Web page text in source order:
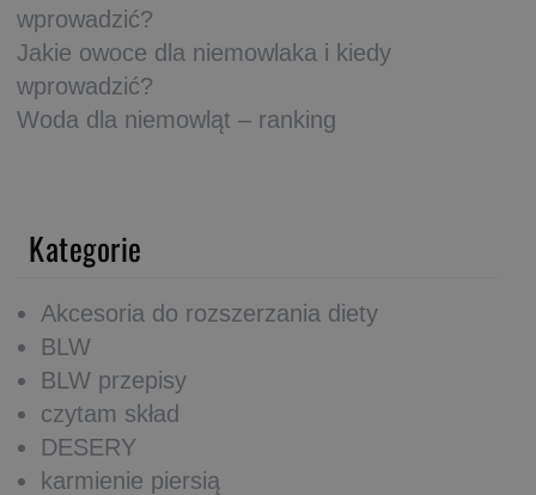
wprowadzić?
Jakie owoce dla niemowlaka i kiedy
wprowadzić?
Woda dla niemowląt – ranking
Kategorie
Akcesoria do rozszerzania diety
BLW
BLW przepisy
czytam skład
DESERY
karmienie piersią